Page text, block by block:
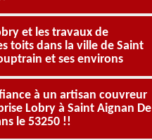
et les travaux de
toits dans la ville de Saint
et ses environs
à un artisan couvreur
Lobry à Saint Aignan De
le 53250 !!